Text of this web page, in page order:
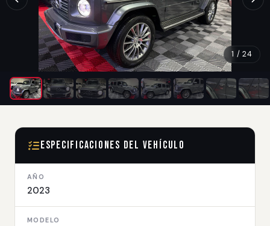
1 / 24
Especificaciones del Vehículo
AÑO
2023
MODELO